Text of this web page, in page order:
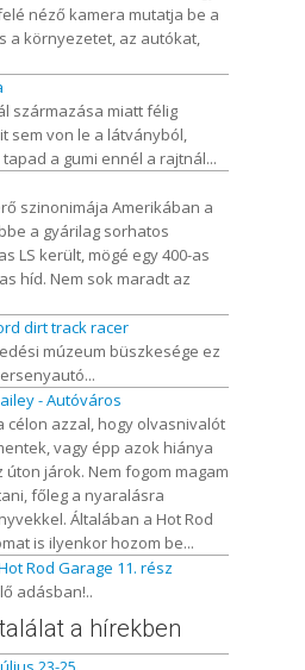
néző kamera mutatja be a
a környezetet, az autókat,
származása miatt félig
sem von le a látványból,
a gumi ennél a rajtnál...
szinonimája Amerikában a
a gyárilag sorhatos
LS került, mögé egy 400-as
híd. Nem sok maradt az
dirt track racer
múzeum büszkesége ez
- Autóváros
célon azzal, hogy olvasnivalót
vagy épp azok hiánya
járok. Nem fogom magam
főleg a nyaralásra
Általában a Hot Rod
is ilyenkor hozom be...
Rod Garage 11. rész
adásban!..
a hírekben